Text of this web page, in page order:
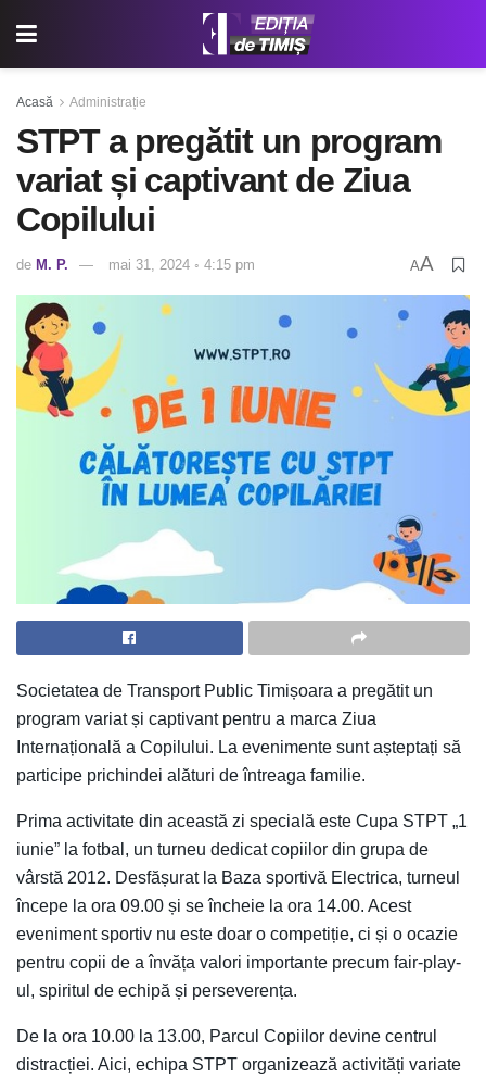
Acasă Administrație
STPT a pregătit un program
variat și captivant de Ziua
Copilului
de M. P. mai 31, 2024 ◦ 4:15 pm AA
Societatea de Transport Public Timișoara a pregătit un
program variat și captivant pentru a marca Ziua
Internațională a Copilului. La evenimente sunt așteptați să
participe prichindei alături de întreaga familie.
Prima activitate din această zi specială este Cupa STPT „1
iunie” la fotbal, un turneu dedicat copiilor din grupa de
vârstă 2012. Desfășurat la Baza sportivă Electrica, turneul
începe la ora 09.00 și se încheie la ora 14.00. Acest
eveniment sportiv nu este doar o competiție, ci și o ocazie
pentru copii de a învăța valori importante precum fair-play-
ul, spiritul de echipă și perseverența.
De la ora 10.00 la 13.00, Parcul Copiilor devine centrul
distracției. Aici, echipa STPT organizează activități variate